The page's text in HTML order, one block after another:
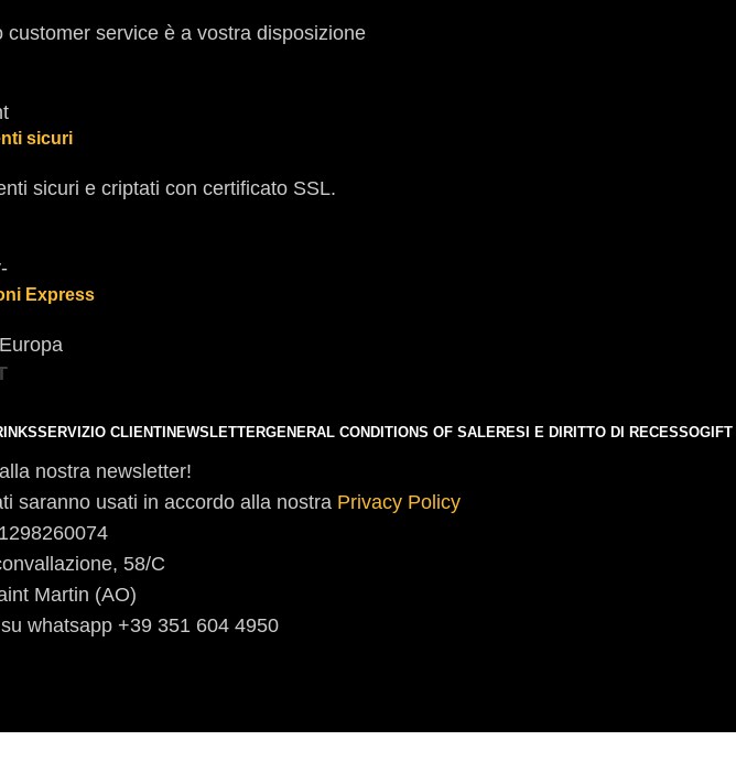
customer service è a vostra disposizione
sicuri
sicuri e criptati con certificato SSL.
Express
SERVIZIO CLIENTINEWSLETTERGENERAL CONDITIONS OF SALERESI E DIRITTO DI RECESSO
nostra newsletter!
saranno usati in accordo alla nostra Privacy Policy
58/C
Martin (AO)
whatsapp +39 351 604 4950